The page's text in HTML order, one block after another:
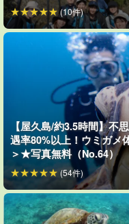
本格的な
ツアー中は、皆さんが楽
動画を織り交ぜて撮影し
約40〜50枚！）
撮影された静止画や動画
ー、もしくはメールや
(10件)
【屋久島/約3.5時間】
遇率80%以上！ウミガメ
＞★写真無料（No.64）
(54件)